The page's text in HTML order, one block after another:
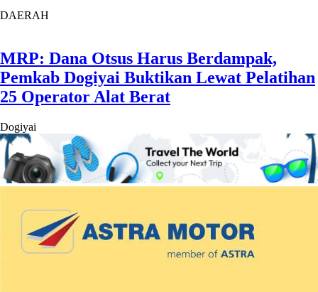
DAERAH
MRP: Dana Otsus Harus Berdampak,
Pemkab Dogiyai Buktikan Lewat Pelatihan
25 Operator Alat Berat
Dogiyai